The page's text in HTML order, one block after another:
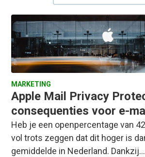
MARKETING
Apple Mail Privacy
consequenties voor e-
Heb je een openpercentage van
vol trots zeggen dat dit hoger is
gemiddelde in Nederland. Dankzij…